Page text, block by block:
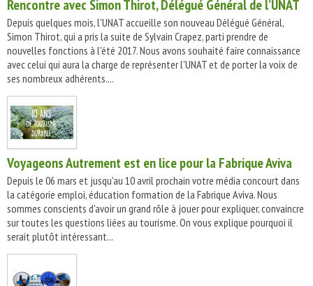
Rencontre avec Simon Thirot, Délégué Général de l’UNAT
Depuis quelques mois, l'UNAT accueille son nouveau Délégué Général,
Simon Thirot, qui a pris la suite de Sylvain Crapez, parti prendre de
nouvelles fonctions à l'été 2017. Nous avons souhaité faire connaissance
avec celui qui aura la charge de représenter l'UNAT et de porter la voix de
ses nombreux adhérents....
Voyageons Autrement est en lice pour la Fabrique Aviva
Depuis le 06 mars et jusqu'au 10 avril prochain votre média concourt dans
la catégorie emploi, éducation formation de la Fabrique Aviva. Nous
sommes conscients d'avoir un grand rôle à jouer pour expliquer, convaincre
sur toutes les questions liées au tourisme. On vous explique pourquoi il
serait plutôt intéressant...